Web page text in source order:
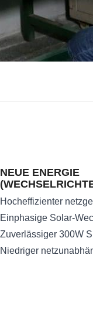
NEUE ENERGIE